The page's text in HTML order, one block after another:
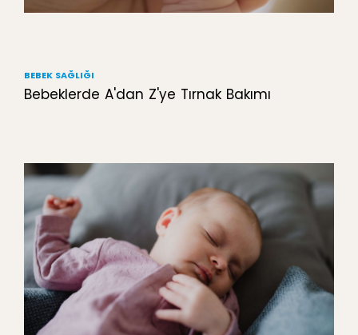
BEBEK SAĞLIĞI
Bebeklerde A'dan Z'ye Tırnak Bakımı